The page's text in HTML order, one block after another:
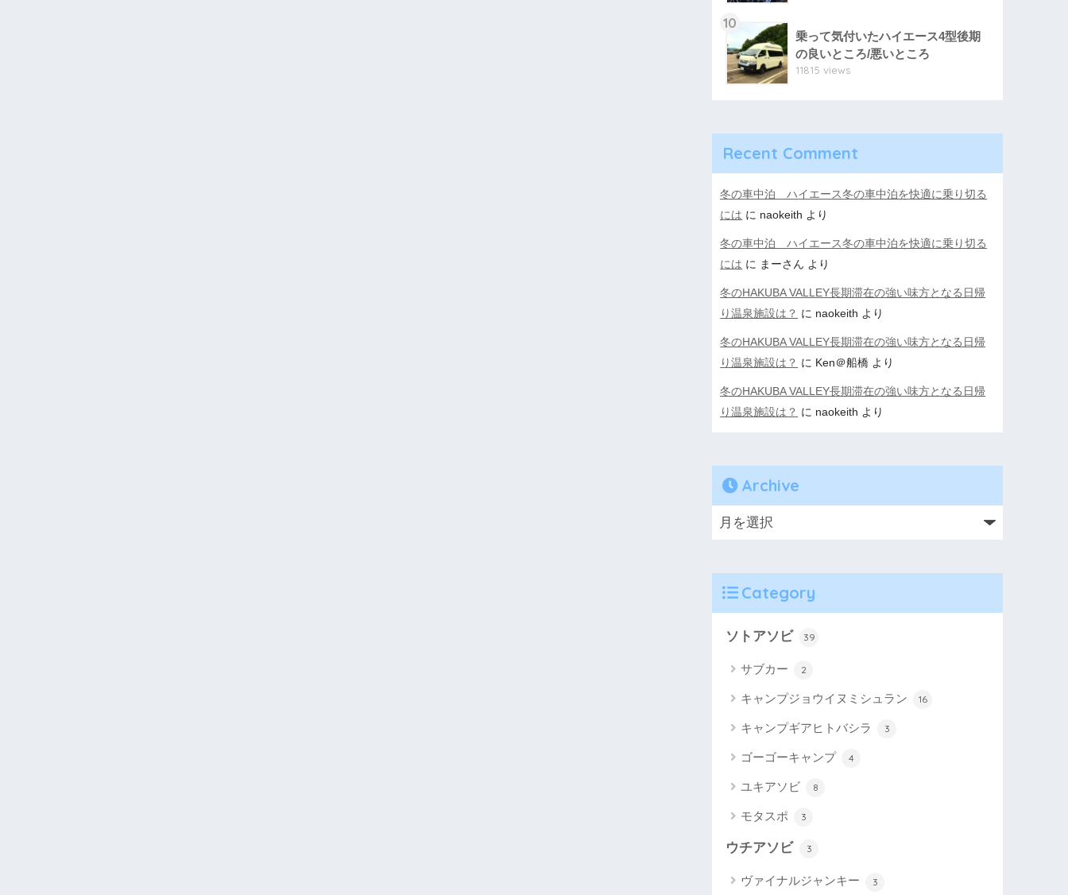
10
乗って気付いたハイエース4型後期
の良いところ/悪いところ
11815 views
Recent Comment
冬の車中泊 ハイエース冬の車中泊を快適に乗り切る
には に naokeith より
冬の車中泊 ハイエース冬の車中泊を快適に乗り切る
には に まーさん より
冬のHAKUBA VALLEY長期滞在の強い味方となる日帰
り温泉施設は？ に naokeith より
冬のHAKUBA VALLEY長期滞在の強い味方となる日帰
り温泉施設は？ に Ken＠船橋 より
冬のHAKUBA VALLEY長期滞在の強い味方となる日帰
り温泉施設は？ に naokeith より
Archive
Category
ソトアソビ 39
サブカー 2
キャンプジョウイヌミシュラン 16
キャンプギアヒトバシラ 3
ゴーゴーキャンプ 4
ユキアソビ 8
モタスポ 3
ウチアソビ 3
ヴァイナルジャンキー 3